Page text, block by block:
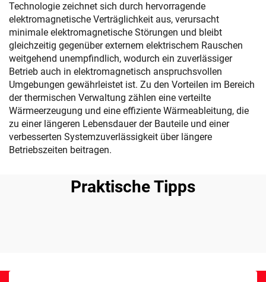
Technologie zeichnet sich durch hervorragende
elektromagnetische Verträglichkeit aus, verursacht
minimale elektromagnetische Störungen und bleibt
gleichzeitig gegenüber externem elektrischem Rauschen
weitgehend unempfindlich, wodurch ein zuverlässiger
Betrieb auch in elektromagnetisch anspruchsvollen
Umgebungen gewährleistet ist. Zu den Vorteilen im Bereich
der thermischen Verwaltung zählen eine verteilte
Wärmeerzeugung und eine effiziente Wärmeableitung, die
zu einer längeren Lebensdauer der Bauteile und einer
verbesserten Systemzuverlässigkeit über längere
Betriebszeiten beitragen.
Praktische Tipps